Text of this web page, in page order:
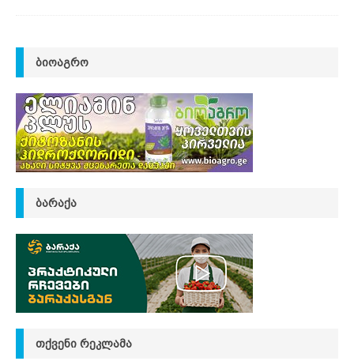
ᲑᲘᲝᲐᲒᲠᲝ
ᲑᲐᲠᲐᲥᲐ
ᲗᲥᲕᲔᲜᲘ ᲠᲔᲙᲚᲐᲛᲐ